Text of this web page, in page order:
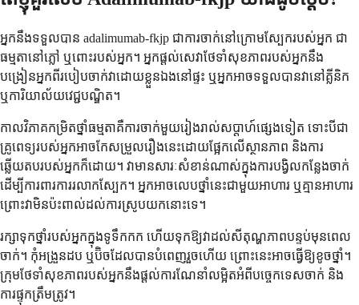
អ្នកនឹងទទួលបាន adalimumab-fkjp ជាការចាក់នៅក្រោមស្បែករបស់អ្នក ជា
ធម្មតានៅភ្លៅ ឬពោះរបស់អ្នក។ អ្នកផ្តល់សេវាថែទាំសុខភាពរបស់អ្នកនឹង
បង្រៀនអ្នកពីរបៀបចាក់វាដោយខ្លួនឯងនៅផ្ទះ ឬអ្នកអាចទទួលបានវានៅគ្លីនិក
ឬការិយាល័យវេជ្ជបណ្ឌិត។
កាលវិភាគកម្រិតថ្នាំធម្មតាគឺការចាក់មួយរៀងរាល់សប្តាហ៍ផ្សេងទៀត ទោះបីជា
គ្រូពេទ្យរបស់អ្នកអាចកែសម្រួលរឿងនេះដោយផ្អែកលើស្ថានភាព និងការ
ឆ្លើយតបរបស់អ្នកក៏ដោយ។ វាមានសារៈសំខាន់ណាស់ក្នុងការបង្វិលកន្លែងចាក់
ដើម្បីការពារការរលាកស្បែក។ អ្នកអាចលេបថ្នាំនេះជាមួយអាហារ ឬគ្មានអាហារ
ព្រោះវាមិនប៉ះពាល់ដល់ការស្រូបយកនោះទេ។
រក្សាទុកថ្នាំរបស់អ្នកក្នុងទូទឹកកក ហើយទុកឱ្យវាដល់សីតុណ្ហភាពបន្ទប់មុនពេល
ចាក់។ កុំអង្រួនដប ឬប៊ិចដែលបានបំពេញរួចហើយ ព្រោះនេះអាចធ្វើឱ្យខូចថ្នាំ។
ក្រុមថែទាំសុខភាពរបស់អ្នកនឹងផ្តល់ការណែនាំលម្អិតអំពីបច្ចេកទេសចាក់ និង
ការផ្ទុកត្រឹមត្រូវ។